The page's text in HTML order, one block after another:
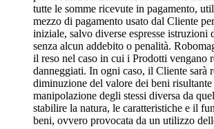
tutte le somme ricevute in pagamento,
mezzo di pagamento usato dal Cliente
iniziale, salvo diverse espresse istruzioni
senza alcun addebito o penalità.
il reso nel caso in cui i Prodotti vengano
danneggiati. In ogni caso, il Cliente sarà
diminuzione del valore dei beni risultante
manipolazione degli stessi diversa da
stabilire la natura, le caratteristiche e il
beni, ovvero provocata da un utilizzo